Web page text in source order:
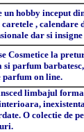
hobby inceput
, calendare
dar si
Cosmetice la
parfum
parfum on line.
limbajul
O colectie de